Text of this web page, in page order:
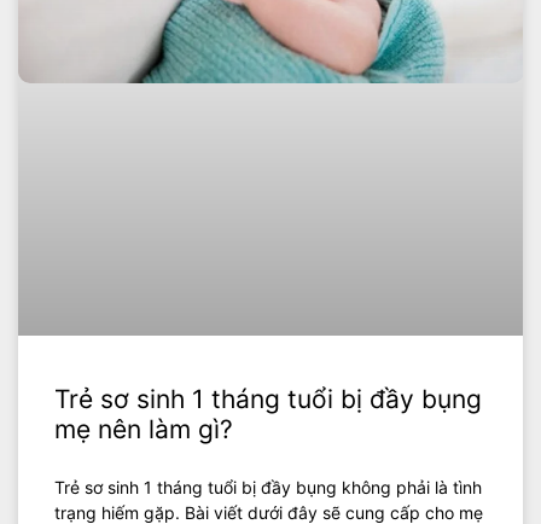
Trẻ sơ sinh 1 tháng tuổi bị đầy bụng
mẹ nên làm gì?
Trẻ sơ sinh 1 tháng tuổi bị đầy bụng không phải là tình
trạng hiếm gặp. Bài viết dưới đây sẽ cung cấp cho mẹ